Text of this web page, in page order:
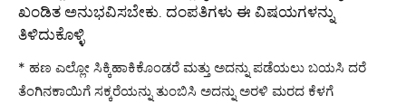
ಖಂಡಿತ ಅನುಭವಿಸಬೇಕು. ದಂಪತಿಗಳು ಈ ವಿಷಯಗಳನ್ನು
ತಿಳಿದುಕೊಳ್ಳಿ
* ಹಣ ಎಲ್ಲೋ ಸಿಕ್ಕಿಹಾಕಿಕೊಂಡರೆ ಮತ್ತು ಅದನ್ನು ಪಡೆಯಲು ಬಯಸಿ ದರೆ
ತೆಂಗಿನಕಾಯಿಗೆ ಸಕ್ಕರೆಯನ್ನು ತುಂಬಿಸಿ ಅದನ್ನು ಅರಳಿ ಮರದ ಕೆಳಗೆ